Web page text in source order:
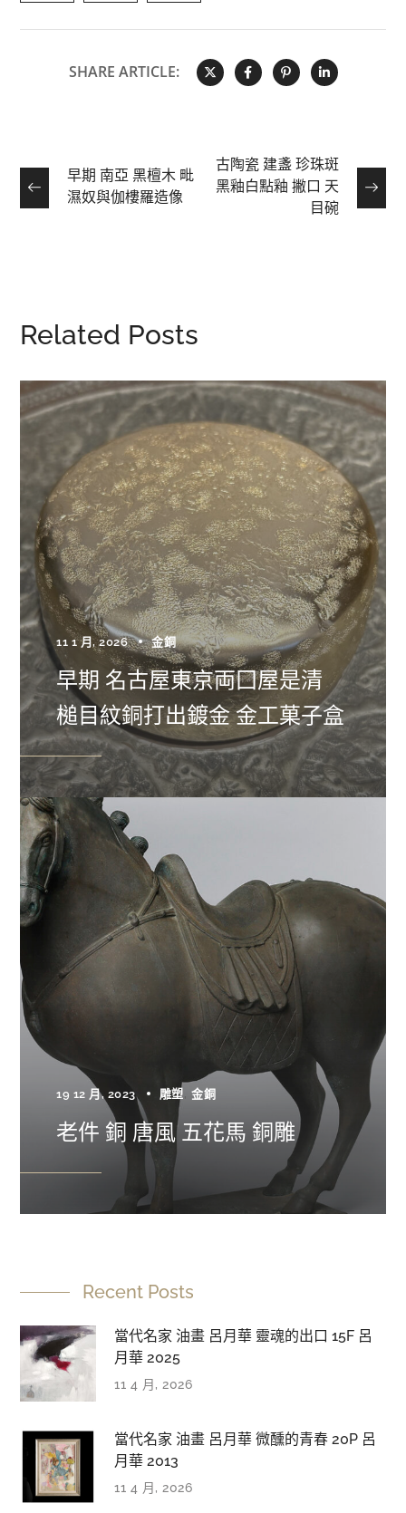
SHARE ARTICLE:
早期 南亞 黑檀木 毗
濕奴與伽樓羅造像
古陶瓷 建盞 珍珠斑
黑釉白點釉 撇口 天
目碗
Related Posts
11 1 月, 2026 金銅
早期 名古屋東京両囗屋是清
槌目紋銅打出鍍金 金工菓子盒
19 12 月, 2023 雕塑 金銅
老件 銅 唐風 五花馬 銅雕
Recent Posts
當代名家 油畫 呂月華 靈魂的出口 15F 呂
月華 2025
11 4 月, 2026
當代名家 油畫 呂月華 微醺的青春 20P 呂
月華 2013
11 4 月, 2026